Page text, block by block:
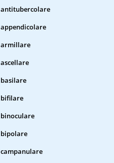
antitubercolare
appendicolare
armillare
ascellare
basilare
bifilare
binoculare
bipolare
campanulare